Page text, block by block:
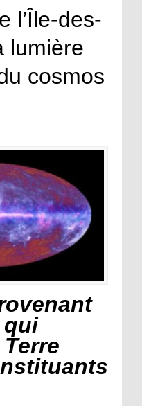
l’Île-des-
lumière
cosmos
qui